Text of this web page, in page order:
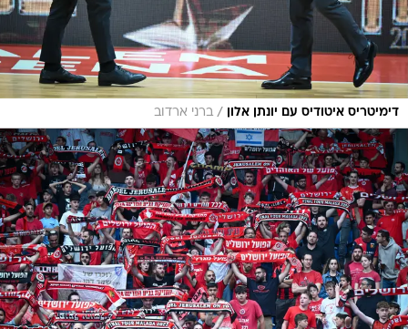
דימיטריס איטודיס עם יונתן אלון / ברני ארדוב